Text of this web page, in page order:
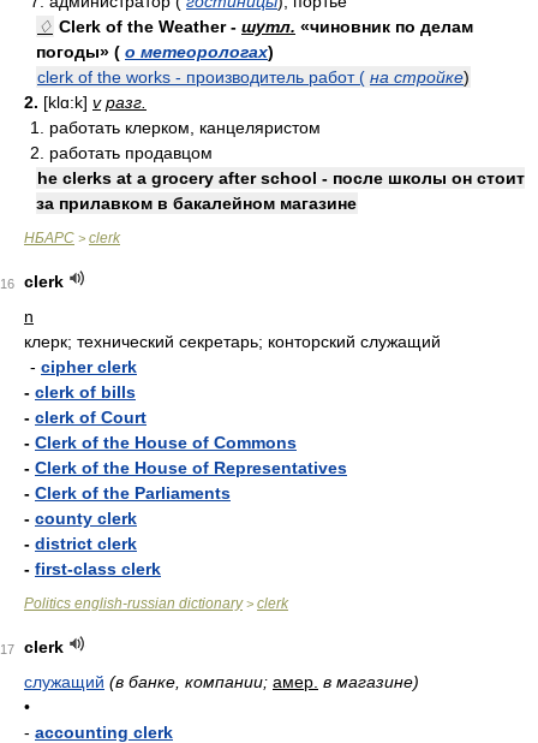
♢ Clerk of the Weather - шутл. «чиновник по делам
погоды» ( о метеорологах)
clerk of the works - производитель работ ( на стройке)
2. [klɑ:k] v разг.
1. работать клерком, канцеляристом
2. работать продавцом
he clerks at a grocery after school - после школы он стоит
за прилавком в бакалейном магазине
НБАРС > clerk
16
clerk
n
клерк; технический секретарь; конторский служащий
- cipher clerk
- clerk of bills
- clerk of Court
- Clerk of the House of Commons
- Clerk of the House of Representatives
- Clerk of the Parliaments
- county clerk
- district clerk
- first-class clerk
Politics english-russian dictionary> clerk
17
clerk
служащий (в банке, компании; амер. в магазине)
•
- accounting clerk